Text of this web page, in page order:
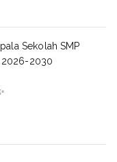
Sekolah SMP
2026-2030